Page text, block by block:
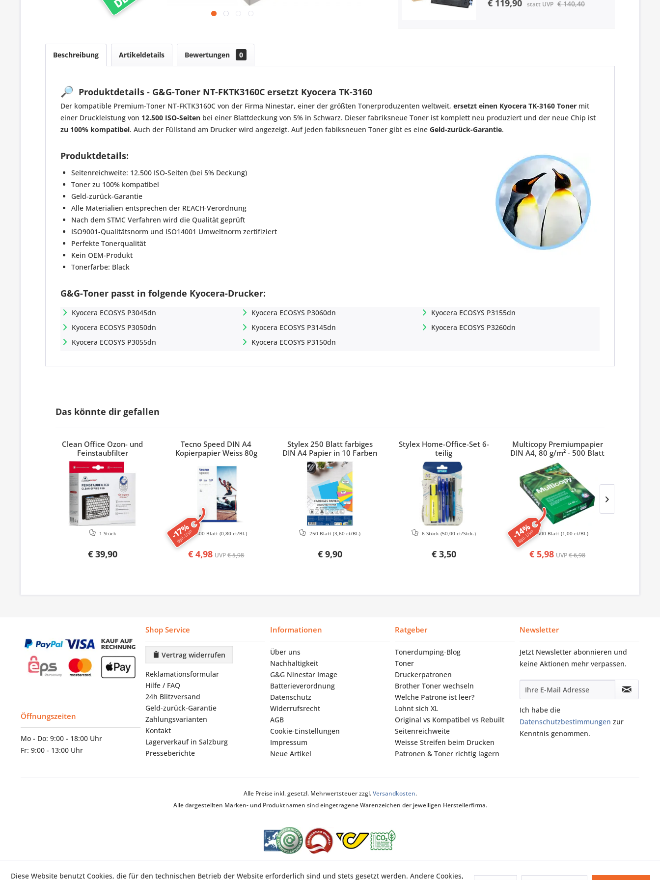
€ 119,90 statt UVP € 140,40
Beschreibung Artikeldetails Bewertungen 0
🔎 Produktdetails - G&G-Toner NT-FKTK3160C ersetzt Kyocera TK-3160
Der kompatible Premium-Toner NT-FKTK3160C von der Firma Ninestar, einer der größten Tonerproduzenten weltweit, ersetzt einen Kyocera TK-3160 Toner mit
einer Druckleistung von 12.500 ISO-Seiten bei einer Blattdeckung von 5% in Schwarz. Dieser fabriksneue Toner ist komplett neu produziert und der neue Chip ist
zu 100% kompatibel. Auch der Füllstand am Drucker wird angezeigt. Auf jeden fabiksneuen Toner gibt es eine Geld-zurück-Garantie.
Produktdetails:
Seitenreichweite: 12.500 ISO-Seiten (bei 5% Deckung)
Toner zu 100% kompatibel
Geld-zurück-Garantie
Alle Materialien entsprechen der REACH-Verordnung
Nach dem STMC Verfahren wird die Qualität geprüft
ISO9001-Qualitätsnorm und ISO14001 Umweltnorm zertifiziert
Perfekte Tonerqualität
Kein OEM-Produkt
Tonerfarbe: Black
G&G-Toner passt in folgende Kyocera-Drucker:
Kyocera ECOSYS P3045dn
Kyocera ECOSYS P3050dn
Kyocera ECOSYS P3055dn
Kyocera ECOSYS P3060dn
Kyocera ECOSYS P3145dn
Kyocera ECOSYS P3150dn
Kyocera ECOSYS P3155dn
Kyocera ECOSYS P3260dn
Das könnte dir gefallen
Clean Office Ozon- und
Feinstaubfilter
€ 39,90
1 Stück -17%
ggü. UVP
Tecno Speed DIN A4
Kopierpapier Weiss 80g
€ 4,98 UVP€ 5,98
500 Blatt (0,80 ct/Bl.)
Stylex 250 Blatt farbiges
DIN A4 Papier in 10 Farben
€ 9,90
250 Blatt(3,60 ct/Bl.)
Stylex Home-Office-Set 6-
teilig
€ 3,50
6 Stück(50,00 ct/Stck.) -14%
ggü. UVP
Multicopy Premiumpapier
DIN A4, 80 g/m² - 500 Blatt
€ 5,98 UVP€ 6,98
500 Blatt (1,00 ct/Bl.)
Öffnungszeiten
Mo - Do: 9:00 - 18:00 Uhr
Fr: 9:00 - 13:00 Uhr
Shop Service
Vertrag widerrufen
Reklamationsformular
Hilfe / FAQ
24h Blitzversand
Geld-zurück-Garantie
Zahlungsvarianten
Kontakt
Lagerverkauf in Salzburg
Presseberichte
Informationen
Über uns
Nachhaltigkeit
G&G Ninestar Image
Batterieverordnung
Datenschutz
Widerrufsrecht
AGB
Cookie-Einstellungen
Impressum
Neue Artikel
Ratgeber
Tonerdumping‑Blog
Toner
Druckerpatronen
Brother Toner wechseln
Welche Patrone ist leer?
Lohnt sich XL
Original vs Kompatibel vs Rebuilt
Seitenreichweite
Weisse Streifen beim Drucken
Patronen & Toner richtig lagern
Newsletter
Jetzt Newsletter abonnieren und
keine Aktionen mehr verpassen.
Ich habe die
Datenschutzbestimmungen zur
Kenntnis genommen.
Alle Preise inkl. gesetzl. Mehrwertsteuer zzgl.Versandkosten.
Alle dargestellten Marken- und Produktnamen sind eingetragene Warenzeichen der jeweiligen Herstellerfirma.
Diese Website benutzt Cookies, die für den technischen Betrieb der Website erforderlich sind und stets gesetzt werden. Andere Cookies,